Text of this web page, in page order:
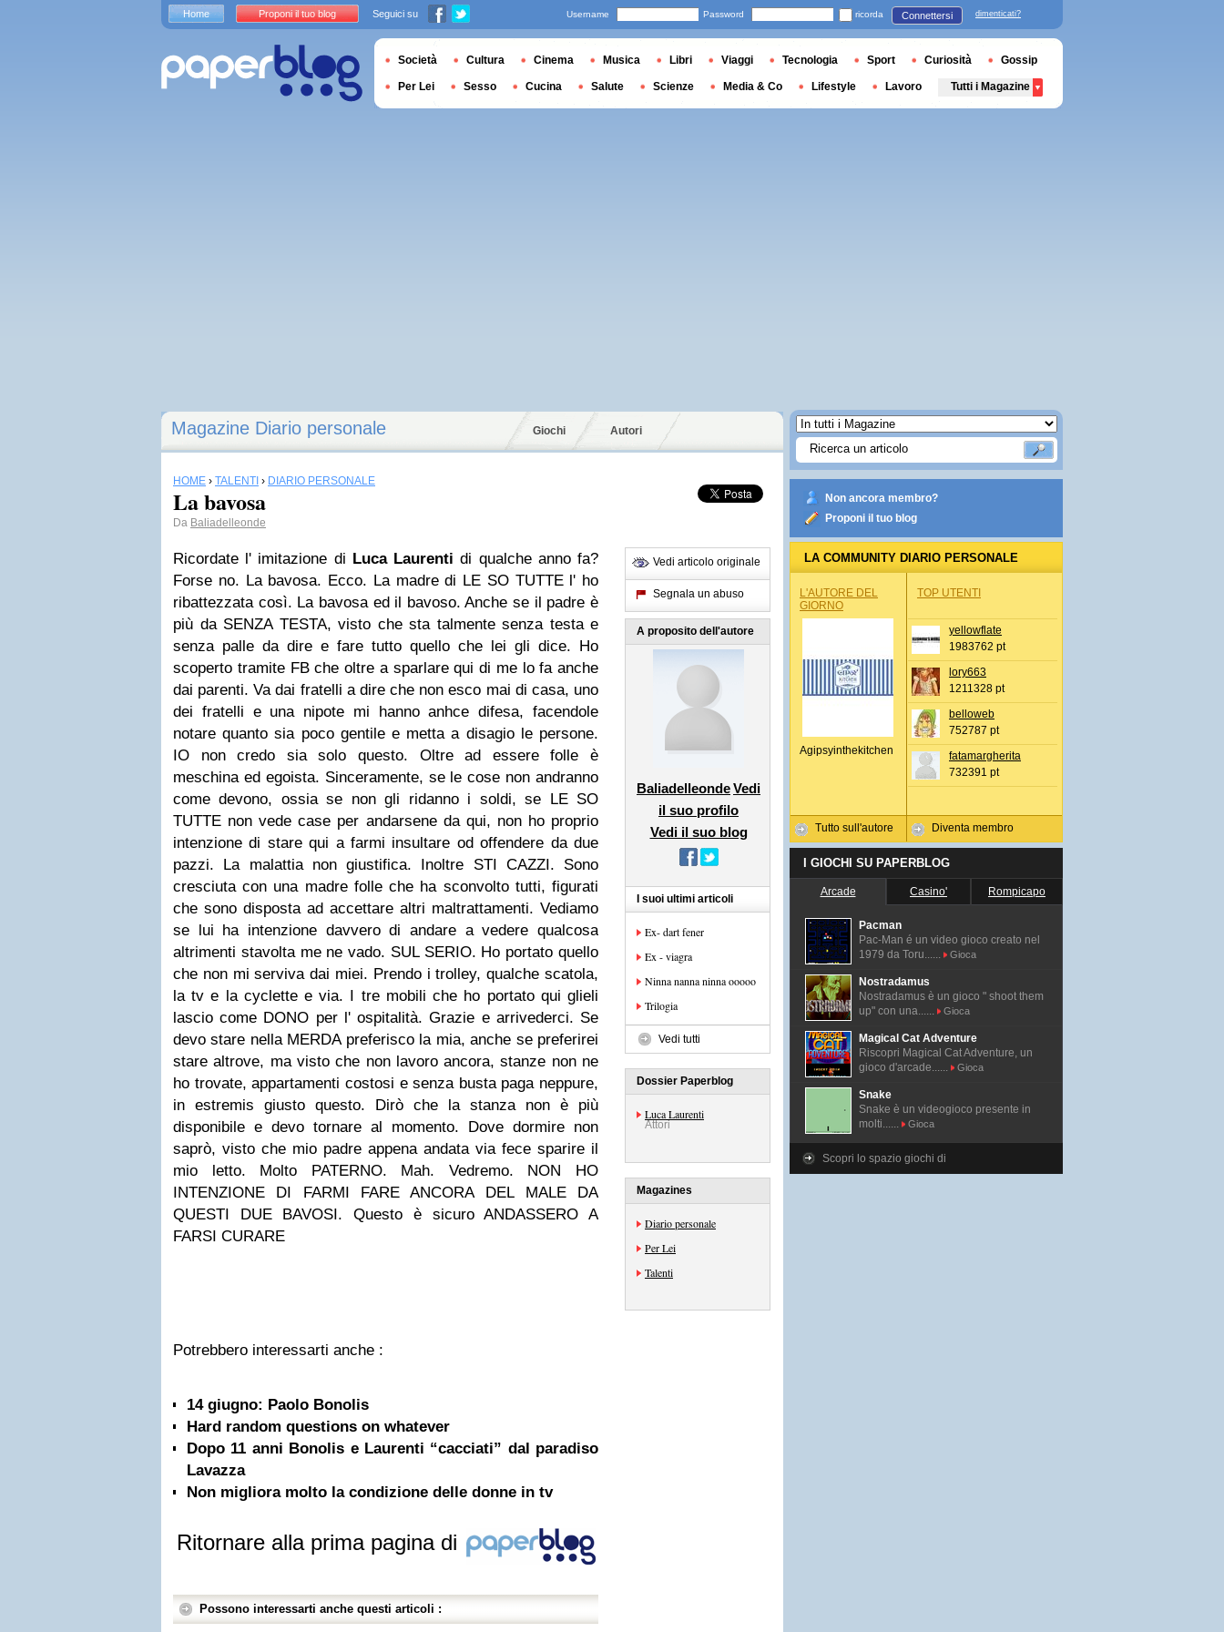
Magazine Diario personale Giochi Autori
HOME › TALENTI › DIARIO PERSONALE
La bavosa
Da Baliadelleonde
Ricordate l' imitazione di Luca Laurenti di qualche anno fa?
Forse no. La bavosa. Ecco. La madre di LE SO TUTTE l' ho
ribattezzata così. La bavosa ed il bavoso. Anche se il padre è
più da SENZA TESTA, visto che sta talmente senza testa e
senza palle da dire e fare tutto quello che lei gli dice. Ho
scoperto tramite FB che oltre a sparlare qui di me lo fa anche
dai parenti. Va dai fratelli a dire che non esco mai di casa, uno
dei fratelli e una nipote mi hanno anhce difesa, facendole
notare quanto sia poco gentile e metta a disagio le persone.
IO non credo sia solo questo. Oltre ad essere folle è
meschina ed egoista. Sinceramente, se le cose non andranno
come devono, ossia se non gli ridanno i soldi, se LE SO
TUTTE non vede case per andarsene da qui, non ho proprio
intenzione di stare qui a farmi insultare od offendere da due
pazzi. La malattia non giustifica. Inoltre STI CAZZI. Sono
cresciuta con una madre folle che ha sconvolto tutti, figurati
che sono disposta ad accettare altri maltrattamenti. Vediamo
se lui ha intenzione davvero di andare a vedere qualcosa
altrimenti stavolta me ne vado. SUL SERIO. Ho portato quello
che non mi serviva dai miei. Prendo i trolley, qualche scatola,
la tv e la cyclette e via. I tre mobili che ho portato qui glieli
lascio come DONO per l' ospitalità. Grazie e arrivederci. Se
devo stare nella MERDA preferisco la mia, anche se preferirei
stare altrove, ma visto che non lavoro ancora, stanze non ne
ho trovate, appartamenti costosi e senza busta paga neppure,
in estremis giusto questo. Dirò che la stanza non è più
disponibile e devo tornare al momento. Dove dormire non
saprò, visto che mio padre appena andata via fece sparire il
mio letto. Molto PATERNO. Mah. Vedremo. NON HO
INTENZIONE DI FARMI FARE ANCORA DEL MALE DA
QUESTI DUE BAVOSI. Questo è sicuro ANDASSERO A
FARSI CURARE
Potrebbero interessarti anche :
14 giugno: Paolo Bonolis
Hard random questions on whatever
Dopo 11 anni Bonolis e Laurenti “cacciati” dal paradiso
Lavazza
Non migliora molto la condizione delle donne in tv
Ritornare alla prima pagina di
Possono interessarti anche questi articoli :
Vedi articolo originale
Segnala un abuso
A proposito dell'autore
BaliadelleondeVedi
il suo profilo
Vedi il suo blog
I suoi ultimi articoli
Ex- dart fener
Ex - viagra
Ninna nanna ninna ooooo
Trilogia
Vedi tutti
Dossier Paperblog
Luca Laurenti
Attori
Magazines
Diario personale
Per Lei
Talenti
Non ancora membro?
Proponi il tuo blog
LA COMMUNITY DIARIO PERSONALE
L'AUTORE DEL
GIORNO
Agipsyinthekitchen
Tutto sull'autore
TOP UTENTI
yellowflate
1983762 pt
lory663
1211328 pt
belloweb
752787 pt
fatamargherita
732391 pt
Diventa membro
I GIOCHI SU PAPERBLOG
Arcade Casino' Rompicapo
Pacman
Pac-Man é un video gioco creato nel
1979 da Toru......
Gioca
Nostradamus
Nostradamus è un gioco " shoot them
up" con una......
Gioca
Magical Cat Adventure
Riscopri Magical Cat Adventure, un
gioco d'arcade......
Gioca
Snake
Snake è un videogioco presente in
molti......
Gioca
Scopri lo spazio giochi di
Home Proponi il tuo blog Seguici su Username Password ricorda Connettersi dimenticati?
Società Cultura Cinema Musica Libri Viaggi Tecnologia Sport Curiosità Gossip
Per Lei Sesso Cucina Salute Scienze Media & Co Lifestyle Lavoro Tutti i Magazine